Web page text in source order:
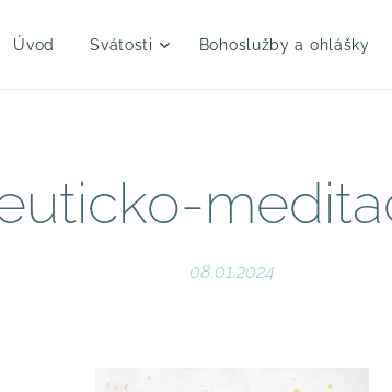
Úvod Svátosti Bohoslužby a ohlášky
08.01.2024